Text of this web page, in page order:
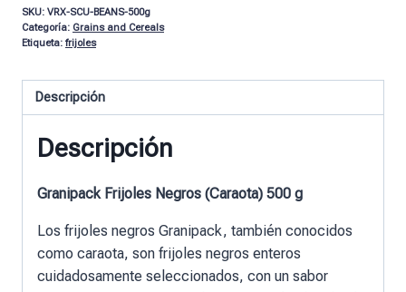
SKU: VRX-SCU-BEANS-500g
Categoría: Grains and Cereals
Etiqueta: frijoles
Descripción
Descripción
Granipack Frijoles Negros (Caraota) 500 g
Los frijoles negros Granipack, también conocidos
como caraota, son frijoles negros enteros
cuidadosamente seleccionados, con un sabor